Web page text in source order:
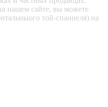
нашем сайте, вы можете
той-спаниеля) на